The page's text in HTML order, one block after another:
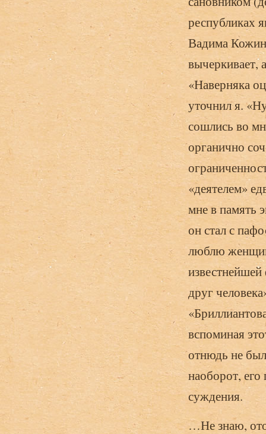
республиках
Вадима
вычеркивает,
«Наверняка
уточнил я.
сошлись во
органично
«деятелем»
мне в память
он стал с
люблю
друг
вспоминая
отнюдь не
наоборот, его
суждения.
…Не знаю,